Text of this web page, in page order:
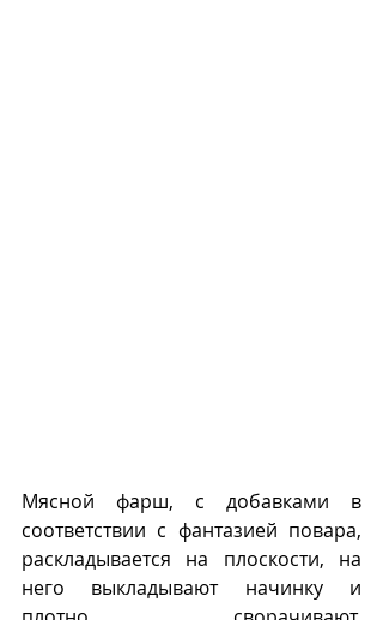
Мясной фарш, с добавками в
соответствии с фантазией повара,
раскладывается на плоскости, на
него выкладывают начинку и